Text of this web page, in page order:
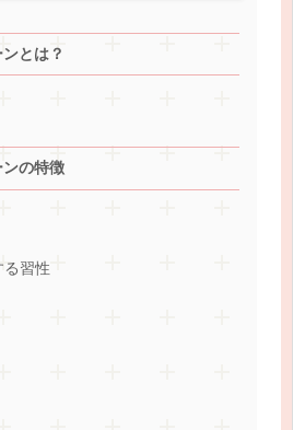
とは？
の特徴
る習性